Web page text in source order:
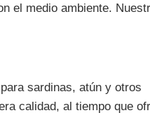
el medio ambiente.
sardinas, atún y otros
calidad, al tiempo que